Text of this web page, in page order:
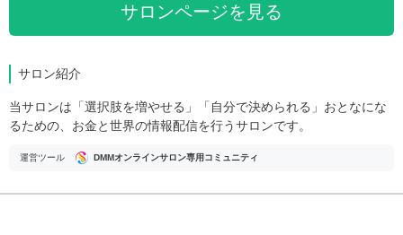
サロンページを見る
サロン紹介
当サロンは「選択肢を増やせる」「自分で決められる」おとなにな
るための、お金と世界の情報配信を行うサロンです。
運営ツール DMMオンラインサロン専用コミュニティ